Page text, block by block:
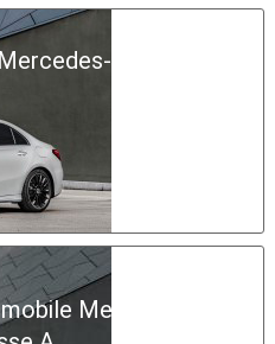
Benz Classe A
Mercedes-Benz